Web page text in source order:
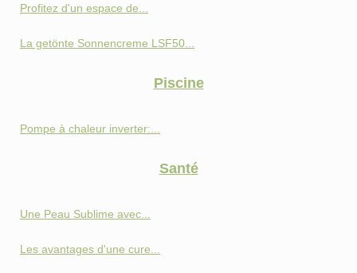
Profitez d'un espace de...
La getönte Sonnencreme LSF50...
Piscine
Pompe à chaleur inverter:...
Santé
Une Peau Sublime avec...
Les avantages d'une cure...